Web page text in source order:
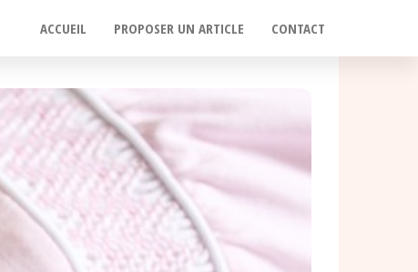
ACCUEIL PROPOSER UN ARTICLE CONTACT